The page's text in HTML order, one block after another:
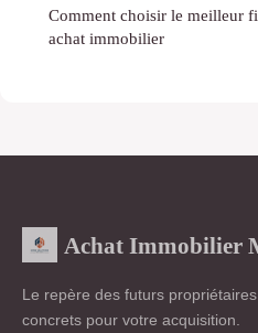
Comment choisir le meilleur
achat immobilier
Achat Immobilier
Le repère des futurs
concrets pour votre acquisition.